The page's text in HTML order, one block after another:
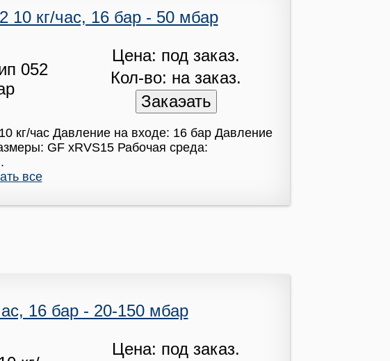
10 кг/час, 16 бар - 50 мбар
Цена: под заказ.
Кол-во: на заказ.
кг/час Давление на входе: 16 бар Давление
GF xRVS15 Рабочая среда:
все
16 бар - 20-150 мбар
Цена: под заказ.